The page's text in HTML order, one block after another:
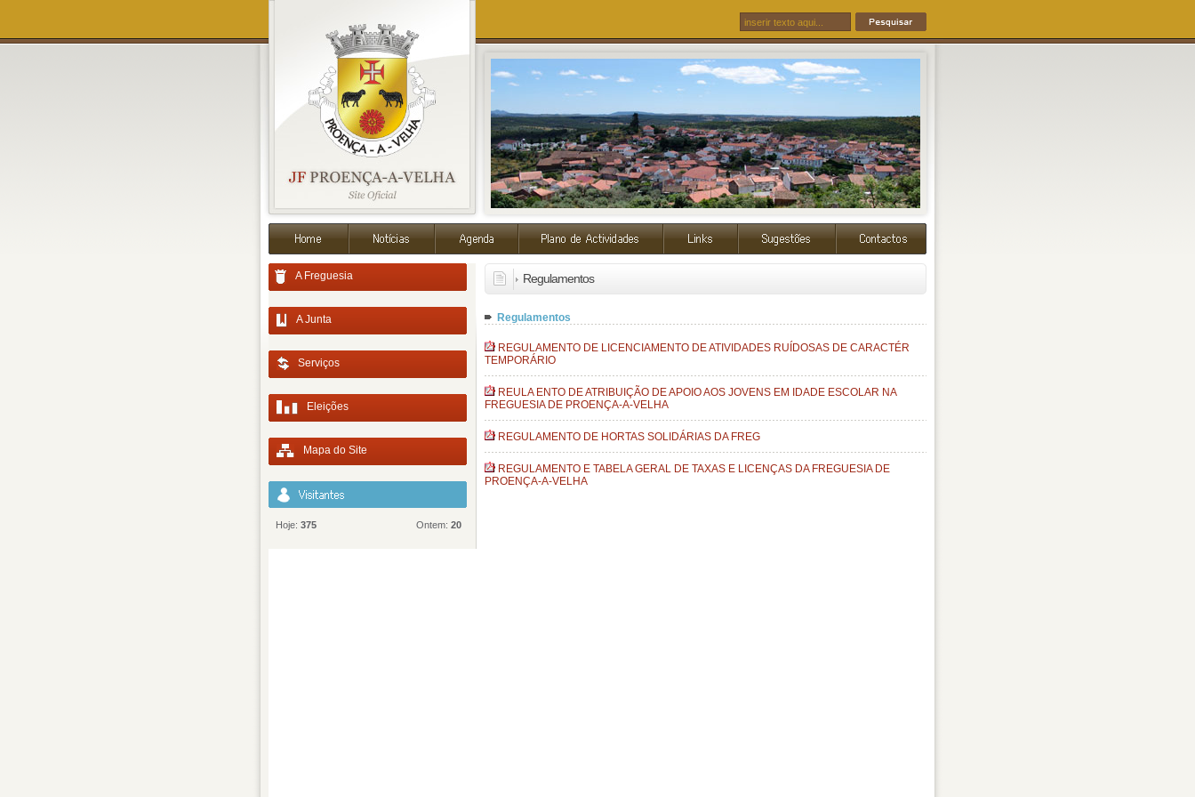
A Freguesia
A Junta
Serviços
Eleições
Mapa do Site
Hoje: 375 Ontem: 20
Regulamentos
Regulamentos
REGULAMENTO DE LICENCIAMENTO DE ATIVIDADES RUÍDOSAS DE CARACTÉR
TEMPORÁRIO
REULA ENTO DE ATRIBUIÇÃO DE APOIO AOS JOVENS EM IDADE ESCOLAR NA
FREGUESIA DE PROENÇA-A-VELHA
REGULAMENTO DE HORTAS SOLIDÁRIAS DA FREG
REGULAMENTO E TABELA GERAL DE TAXAS E LICENÇAS DA FREGUESIA DE
PROENÇA-A-VELHA